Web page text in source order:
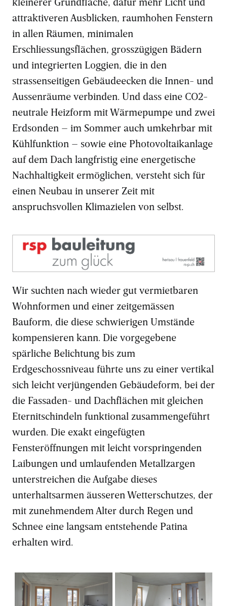
attraktiveren Ausblicken, raumhohen Fenstern
in allen Räumen, minimalen
Erschliessungsflächen, grosszügigen Bädern
und integrierten Loggien, die in den
strassenseitigen Gebäudeecken die Innen- und
Aussenräume verbinden. Und dass eine CO2-
neutrale Heizform mit Wärmepumpe und zwei
Erdsonden – im Sommer auch umkehrbar mit
Kühlfunktion – sowie eine Photovoltaikanlage
auf dem Dach langfristig eine energetische
Nachhaltigkeit ermöglichen, versteht sich für
einen Neubau in unserer Zeit mit
anspruchsvollen Klimazielen von selbst.
Wir suchten nach wieder gut vermietbaren
Wohnformen und einer zeitgemässen
Bauform, die diese schwierigen Umstände
kompensieren kann. Die vorgegebene
spärliche Belichtung bis zum
Erdgeschossniveau führte uns zu einer vertikal
sich leicht verjüngenden Gebäudeform, bei der
die Fassaden- und Dachflächen mit gleichen
Eternitschindeln funktional zusammengeführt
wurden. Die exakt eingefügten
Fensteröffnungen mit leicht vorspringenden
Laibungen und umlaufenden Metallzargen
unterstreichen die Aufgabe dieses
unterhaltsarmen äusseren Wetterschutzes, der
mit zunehmendem Alter durch Regen und
Schnee eine langsam entstehende Patina
erhalten wird.
Der moderne Innenausbau
lässt keine Wünsche offen.
Alle Räume wirken durch
die raumhohen Fenster